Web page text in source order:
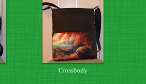
Crossbody